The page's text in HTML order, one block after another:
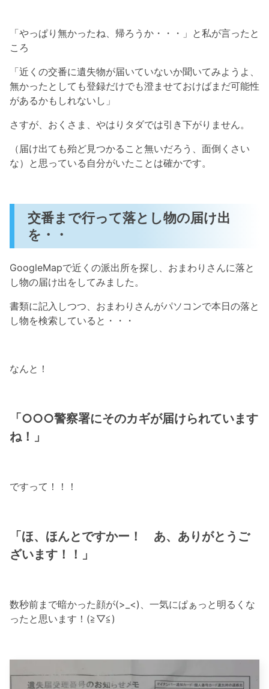
「やっぱり無かったね、帰ろうか・・・」と私が言ったと
ころ
「近くの交番に遺失物が届いていないか聞いてみようよ、
無かったとしても登録だけでも澄ませておけばまだ可能性
があるかもしれないし」
さすが、おくさま、やはりタダでは引き下がりません。
（届け出ても殆ど見つかること無いだろう、面倒くさい
な）と思っている自分がいたことは確かです。
交番まで行って落とし物の届け出
を・・
GoogleMapで近くの派出所を探し、おまわりさんに落と
し物の届け出をしてみました。
書類に記入しつつ、おまわりさんがパソコンで本日の落と
し物を検索していると・・・
なんと！
「○○○警察署にそのカギが届けられています
ね！」
ですって！！！
「ほ、ほんとですかー！ あ、ありがとうご
ざいます！！」
数秒前まで暗かった顔が(>_<)、一気にぱぁっと明るくな
ったと思います！(≧▽≦)